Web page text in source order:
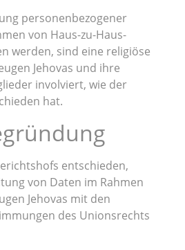
personenbezogener
von Haus-zu-Haus-
werden, sind eine religiöse
Jehovas und ihre
involviert, wie der
hat.
entschieden,
von Daten im Rahmen
Jehovas mit den
des Unionsrechts